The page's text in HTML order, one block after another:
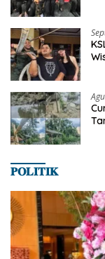
𝐏𝐎𝐋𝐈𝐓𝐈𝐊